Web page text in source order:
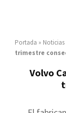
Portada » Noticias
trimestre
Volvo